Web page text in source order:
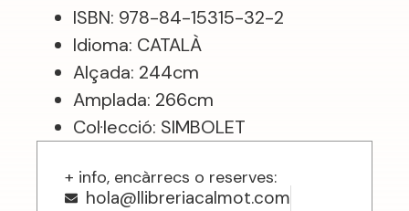
ISBN: 978-84-15315-32-2
Idioma: CATALÀ
Alçada: 244cm
Amplada: 266cm
Col·lecció: SIMBOLET
+ info, encàrrecs o reserves:
hola@llibreriacalmot.com